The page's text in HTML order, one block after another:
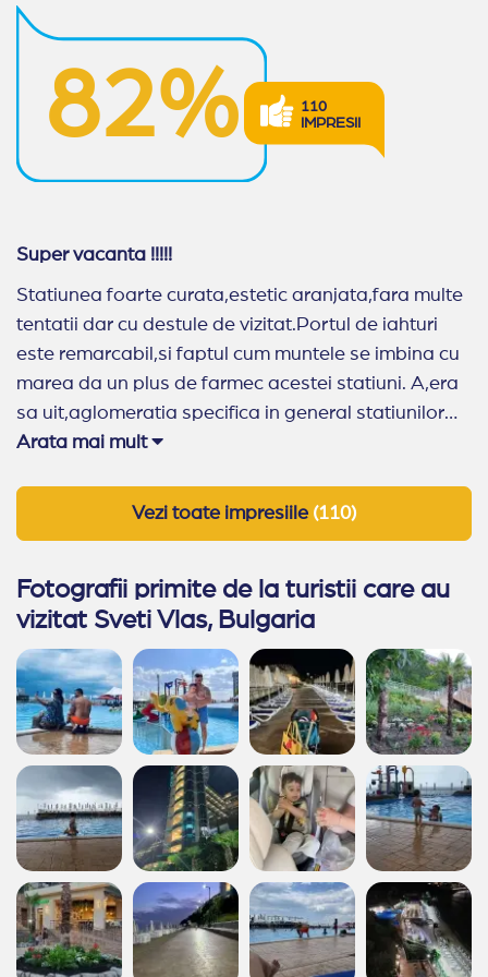
sejurul petrecut in Sveti Vlas.
82%
110
IMPRESII
Super vacanta !!!!!
Statiunea foarte curata,estetic aranjata,fara multe
tentatii dar cu destule de vizitat.Portul de iahturi
este remarcabil,si faptul cum muntele se imbina cu
marea da un plus de farmec acestei statiuni. A,era
sa uit,aglomeratia specifica in general statiunilor
aici ori lipseste ori nu o remarci!
Arata mai mult
Vezi toate impresiile (110)
Fotografii primite de la turistii care au
vizitat Sveti Vlas, Bulgaria